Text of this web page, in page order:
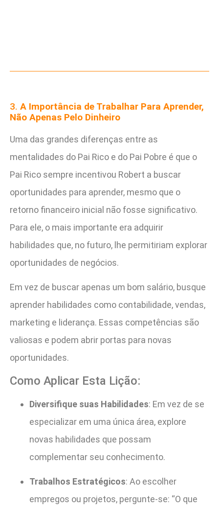
3. A Importância de Trabalhar Para Aprender,
Não Apenas Pelo Dinheiro
Uma das grandes diferenças entre as
mentalidades do Pai Rico e do Pai Pobre é que o
Pai Rico sempre incentivou Robert a buscar
oportunidades para aprender, mesmo que o
retorno financeiro inicial não fosse significativo.
Para ele, o mais importante era adquirir
habilidades que, no futuro, lhe permitiriam explorar
oportunidades de negócios.
Em vez de buscar apenas um bom salário, busque
aprender habilidades como contabilidade, vendas,
marketing e liderança. Essas competências são
valiosas e podem abrir portas para novas
oportunidades.
Como Aplicar Esta Lição:
Diversifique suas Habilidades: Em vez de se
especializar em uma única área, explore
novas habilidades que possam
complementar seu conhecimento.
Trabalhos Estratégicos: Ao escolher
empregos ou projetos, pergunte-se: “O que